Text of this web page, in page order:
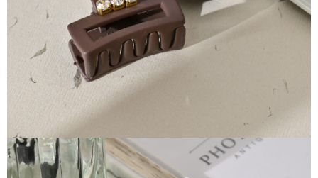
恩沛科技股份有限公司將有權停止該用戶之使用額度並採取法律行動。